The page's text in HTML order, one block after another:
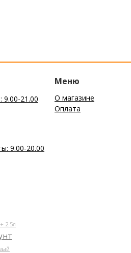
21.00
9.00-20.00
2.5л
Меню
О магазине
Оплата